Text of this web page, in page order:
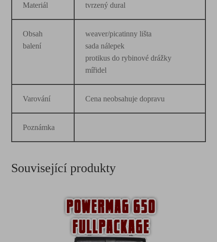
Materiál tvrzený dural
Obsah
balení
weaver/picatinny lišta
sada nálepek
protikus do rybinové drážky
mířidel
Varování Cena neobsahuje dopravu
Poznámka
Související produkty